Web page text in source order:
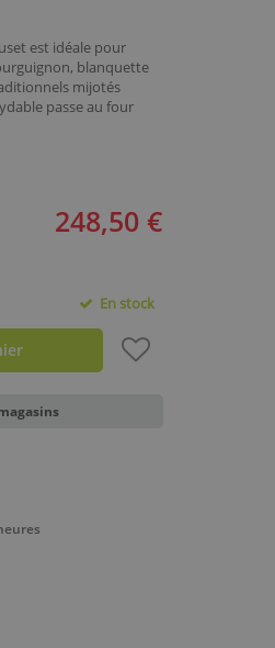
est idéale pour
blanquette
mijotés
passe au four
248,50 €
En stock